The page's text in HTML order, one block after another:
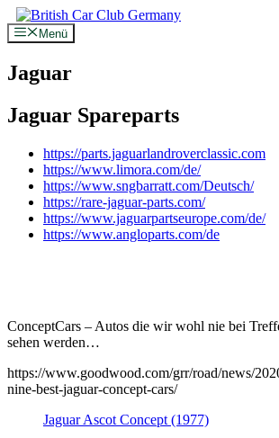
Zum
Inhalt
springen
Menü
Jaguar
Jaguar Spareparts
https://parts.jaguarlandroverclassic.com
https://www.limora.com/de/
https://www.sngbarratt.com/Deutsch/
https://rare-jaguar-parts.com/
https://www.jaguarpartseurope.com/de/
https://www.angloparts.com/de
ConceptCars – Autos die wir wohl nie bei
sehen werden…
https://www.goodwood.com/grr/road/news/
nine-best-jaguar-concept-cars/
Jaguar Ascot Concept (1977)